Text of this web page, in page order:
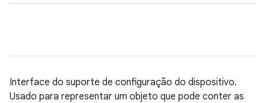
Interface do suporte de configuração do dispositivo.
Usado para representar um objeto que pode conter as